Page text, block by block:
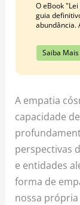
O eBook
guia
abundância.
Saiba Mais
A empatia
capacidade
perspectivas
e entidades
forma de
nossa